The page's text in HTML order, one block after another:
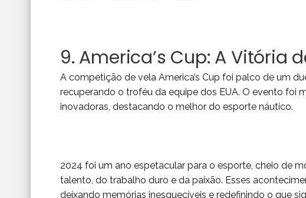
9. America’s Cup: A Vitória
A competição de vela America’s Cup foi palco de um
recuperando o troféu da equipe dos EUA. O evento foi
inovadoras, destacando o melhor do esporte náutico.
2024 foi um ano espetacular para o esporte, cheio de
talento, do trabalho duro e da paixão. Esses
deixando memórias inesquecíveis e redefinindo o que